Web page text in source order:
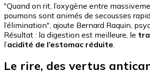
"Quand on rit, l’oxygène entre
poumons sont animés de secousses
l’élimination", ajoute Bernard Raquin,
Résultat : la digestion est meilleure, le
l’acidité de l’estomac réduite
Le rire, des vertus